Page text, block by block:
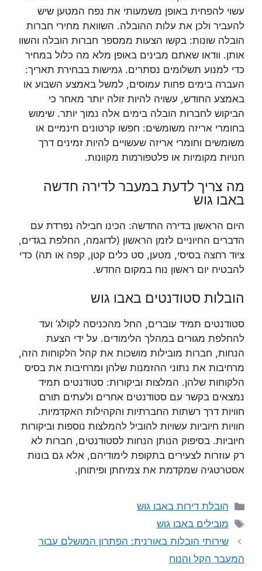
עשוי להפחית באופן משמעותי את נפח המטען שיש
להעביר ולכן את עלות ההובלה. השוואת מחירי חברות
הובלה שונות: בקשו הצעות ממספר חברות הובלה והשוו
אותן. וודאו שאתם מבינים באופן מלא מה כלול במחיר
כדי למנוע תשלומים נסתרים. גמישות בבחירת תאריך:
העברה בימים פחות עמוסים, למשל באמצע השבוע או
באמצע החודש, עשויה להיות זולה יותר מאחר כי
הביקוש לחברות הובלה בימים אלה נמוך יותר. שימוש
בחומרי אריזה משומשים: חפשו קרטונים חינמיים או
משומשים וחומרי אריזה שעשויים להיות זמינים דרך
חנויות מקומיות או פלטפורמות מקוונות.
מה צריך לדעת במעבר לדירה חדשה
באבו גוש
היום הראשון בדירה החדשה: הכינו חבילה נפרדת עם
הדברים החיוניים לזמן הראשון (לדוגמה, החלפת בגדים,
ציוד רחצה בסיסי, מטען, סט כלים קטן, קפה או תה) כדי
להבטיח יום ראשון נוח במקום החדש.
הובלות סטודנטים באבו גוש
סטודנטים תמיד עוברים, החל מהכניסה לקולג’ ועד
להחלפת מגורים במהלך הלימודים. על ידי הצעת
הנחות, חברות מובילות מושכות את קהל הלקוחות הזה,
מרחיבות את נתוני ההזמנות שלהן ומרחיבות את בסיס
הלקוחות שלהן. המלצות וביקורות: סטודנטים תמיד
נמצאים בקשר עם סטודנטים אחרים ולעתים תורם
חוויות דרך רשתות החברתיות והקהילות האקדמיות.
חוויות חיוביות עשויות להוביל להמלצות נוספות וביקורות
חיוביות. בסיפוק הנותן הנחות לסטודנטים, חברות לא
רק עוזרות לצעירים בתקופת לימודיהם, אלא גם בונות
אסטרטגיה שמקדמת את צמיחתן ופיתוחן.
קטגוריות
הובלת דירות באבו גוש
תגיות
מובילים באבו גוש
שירותי הובלות באורנית: הפתרון המושלם עבור
המעבר הקל והנוח